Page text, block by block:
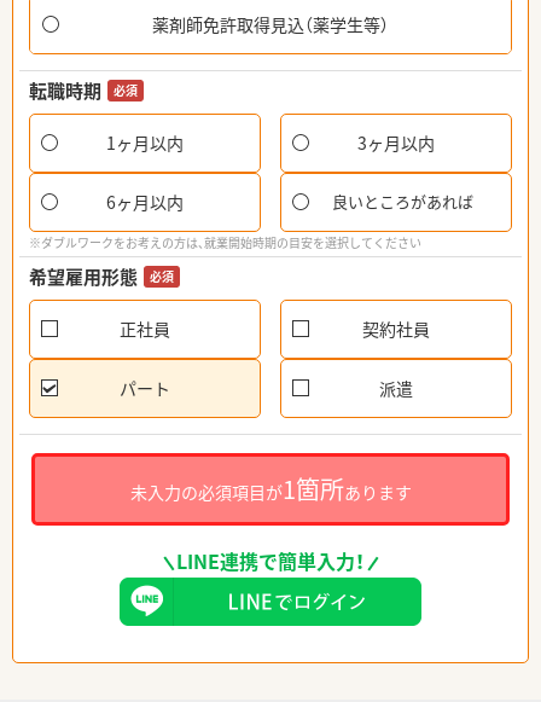
薬剤師免許取得見込（薬学生等）
転職時期 必須
1ヶ月以内 3ヶ月以内
6ヶ月以内 良いところがあれば
※ダブルワークをお考えの方は、就業開始時期の目安を選択してください
希望雇用形態 必須
正社員 契約社員
パート 派遣
未入力の必須項目が1箇所あります
LINE連携で簡単入力！